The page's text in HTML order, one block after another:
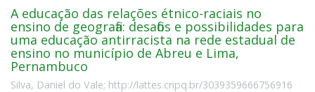
A educação das relações étnico-raciais no
ensino de geografia: desafios e possibilidades para
uma educação antirracista na rede estadual de
ensino no município de Abreu e Lima,
Pernambuco
Silva, Daniel do Vale; http://lattes.cnpq.br/3039359666756916